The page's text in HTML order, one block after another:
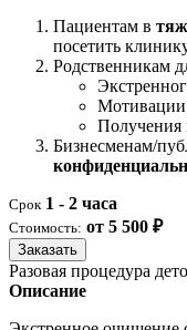
Пациентам в
посетить
Родственникам
Мотивации
Получения
Бизнесменам/
Срок 1 - 2 часа
Стоимость: от 5 500 ₽
Заказать
Разовая процедура
Описание